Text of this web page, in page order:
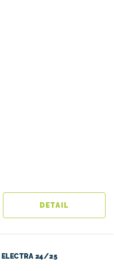
DETAIL
24/25